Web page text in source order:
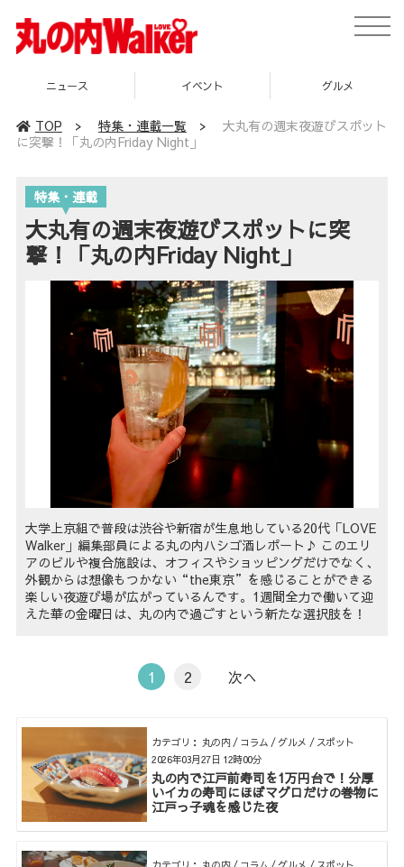
toggle
ニュース イベント グルメ
TOP > 特集・連載一覧 >
大丸有の週末夜遊びスポット
に突撃！「丸の内Friday Night」
特集・連載
大丸有の週末夜遊びスポットに突
撃！「丸の内Friday Night」
大学上京組で普段は渋谷や新宿が生息地している20代「LOVE
Walker」編集部員による丸の内ハシゴ酒レポート♪ このエリ
アのビルや複合施設は、オフィスやショッピングだけでなく、
外観からは想像もつかない“the東京”を感じることができる
楽しい夜遊び場が広がっているんです。1週間全力で働いて迎
えた華の金曜日は、丸の内で過ごすという新たな選択肢を！
1 2 次へ
カテゴリ： 丸の内 / コラム / グルメ / スポット
丸の内で江戸前寿司を1万円台で！分厚
いイカの寿司にほぼマグロだけの巻物に
江戸っ子魂を感じた夜
2026年03月27日 12時00分